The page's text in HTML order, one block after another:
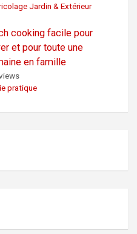
Jardin & Extérieur
cooking facile pour
et pour toute une
en famille
pratique